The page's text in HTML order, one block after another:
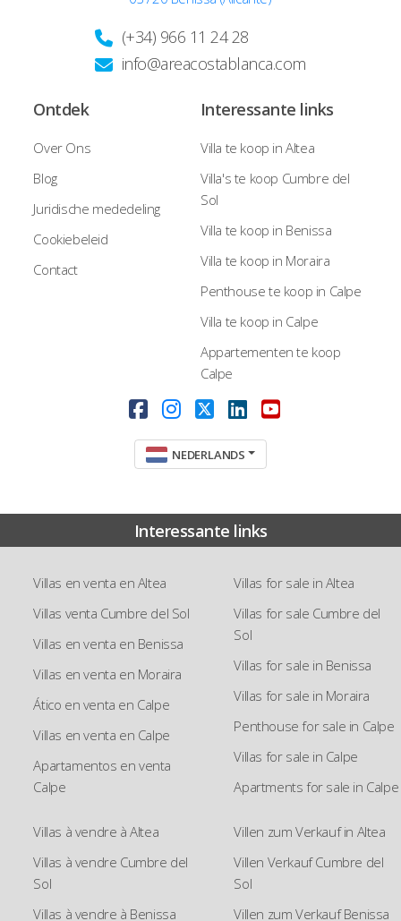
(+34) 966 11 24 28
info@areacostablanca.com
Ontdek
Over Ons
Blog
Juridische mededeling
Cookiebeleid
Contact
Interessante links
Villa te koop in Altea
Villa's te koop Cumbre del
Sol
Villa te koop in Benissa
Villa te koop in Moraira
Penthouse te koop in Calpe
Villa te koop in Calpe
Appartementen te koop
Calpe
NEDERLANDS
Interessante links
Villas en venta en Altea
Villas venta Cumbre del Sol
Villas en venta en Benissa
Villas en venta en Moraira
Ático en venta en Calpe
Villas en venta en Calpe
Apartamentos en venta
Calpe
Villas for sale in Altea
Villas for sale Cumbre del
Sol
Villas for sale in Benissa
Villas for sale in Moraira
Penthouse for sale in Calpe
Villas for sale in Calpe
Apartments for sale in Calpe
Villas à vendre à Altea
Villas à vendre Cumbre del
Sol
Villas à vendre à Benissa
Villen zum Verkauf in Altea
Villen Verkauf Cumbre del
Sol
Villen zum Verkauf Benissa